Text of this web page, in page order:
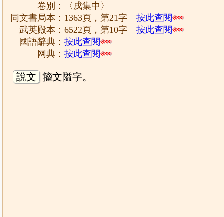
卷別：〈戌集中〉
同文書局本：1363頁，第21字按此查閱
武英殿本：6522頁，第10字按此查閱
國語辭典：按此查閱
网典：按此查閱
說文 籀文隘字。